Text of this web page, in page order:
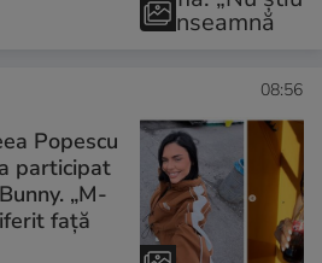
08:56
Popescu
participat
„M-
față